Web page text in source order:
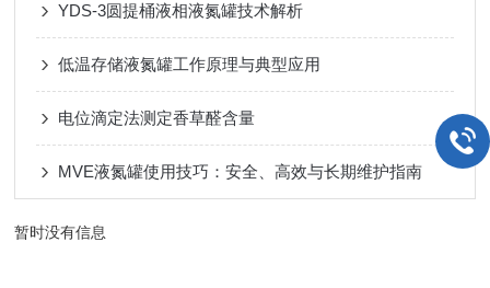
YDS-3圆提桶液相液氮罐技术解析
低温存储液氮罐工作原理与典型应用
电位滴定法测定香草醛含量
MVE液氮罐使用技巧：安全、高效与长期维护指南
暂时没有信息